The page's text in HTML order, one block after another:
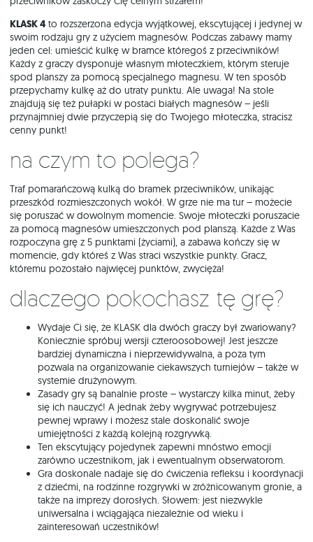
KLASK 4 to rozszerzona edycja wyjątkowej, ekscytującej i jedynej w
swoim rodzaju gry z użyciem magnesów. Podczas zabawy mamy
jeden cel: umieścić kulkę w bramce któregoś z przeciwników!
Każdy z graczy dysponuje własnym młoteczkiem, którym steruje
spod planszy za pomocą specjalnego magnesu. W ten sposób
przepychamy kulkę aż do utraty punktu. Ale uwaga! Na stole
znajdują się też pułapki w postaci białych magnesów – jeśli
przynajmniej dwie przyczepią się do Twojego młoteczka, stracisz
cenny punkt!
Na czym to polega?
Traf pomarańczową kulką do bramek przeciwników, unikając
przeszkód rozmieszczonych wokół. W grze nie ma tur – możecie
się poruszać w dowolnym momencie. Swoje młoteczki poruszacie
za pomocą magnesów umieszczonych pod planszą. Każde z Was
rozpoczyna grę z 5 punktami (życiami), a zabawa kończy się w
momencie, gdy któreś z Was straci wszystkie punkty. Gracz,
któremu pozostało najwięcej punktów, zwycięża!
Dlaczego pokochasz tę grę?
Wydaje Ci się, że KLASK dla dwóch graczy był zwariowany?
Koniecznie spróbuj wersji czteroosobowej! Jest jeszcze
bardziej dynamiczna i nieprzewidywalna, a poza tym
pozwala na organizowanie ciekawszych turniejów – także w
systemie drużynowym.
Zasady gry są banalnie proste – wystarczy kilka minut, żeby
się ich nauczyć! A jednak żeby wygrywać potrzebujesz
pewnej wprawy i możesz stale doskonalić swoje
umiejętności z każdą kolejną rozgrywką.
Ten ekscytujący pojedynek zapewni mnóstwo emocji
zarówno uczestnikom, jak i ewentualnym obserwatorom.
Gra doskonale nadaje się do ćwiczenia refleksu i koordynacji
z dziećmi, na rodzinne rozgrywki w zróżnicowanym gronie, a
także na imprezy dorosłych. Słowem: jest niezwykle
uniwersalna i wciągająca niezależnie od wieku i
zainteresowań uczestników!